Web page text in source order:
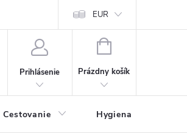
Vrátenie tovaru a reklamácia Ochrana osobných
EUR
Prihlásenie
NÁKUPNÝ
Prázdny košík
Cestovanie Hygiena